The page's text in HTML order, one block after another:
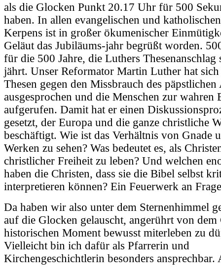
als die Glocken Punkt 20.17 Uhr für 500
haben. In allen evangelischen und
Kerpens ist in großer ökumenischer
Geläut das Jubiläums-jahr begrüßt worden.
für die 500 Jahre, die Luthers Thesenanschlag
jährt. Unser Reformator Martin Luther hat
Thesen gegen den Missbrauch des päpstlichen
ausgesprochen und die Menschen zur wahren
aufgerufen. Damit hat er einen
gesetzt, der Europa und die ganze christliche
beschäftigt. Wie ist das Verhältnis von Gnade
Werken zu sehen? Was bedeutet es, als
christlicher Freiheit zu leben? Und welchen
haben die Christen, dass sie die Bibel selbst
interpretieren können? Ein Feuerwerk an
Da haben wir also unter dem Sternenhimmel
auf die Glocken gelauscht, angerührt von
historischen Moment bewusst miterleben zu
Vielleicht bin ich dafür als Pfarrerin und
Kirchengeschichtlerin besonders ansprechbar.